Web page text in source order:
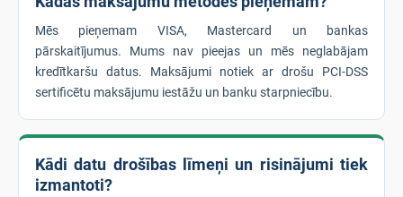
Mēs pieņemam VISA, Mastercard un bankas
pārskaitījumus. Mums nav pieejas un mēs neglabājam
kredītkaršu datus. Maksājumi notiek ar drošu PCI-DSS
sertificētu maksājumu iestāžu un banku starpniecību.
Kādi datu drošības līmeņi un risinājumi tiek
izmantoti?